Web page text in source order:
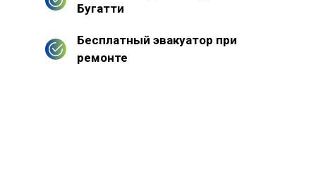
Бугатти
Бесплатный эвакуатор при
ремонте